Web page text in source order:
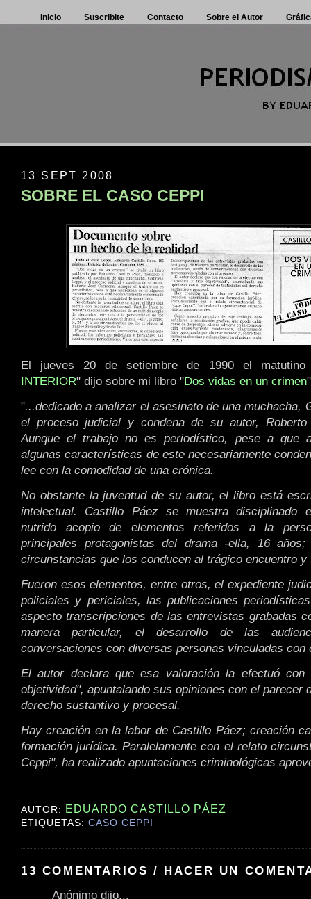
Inicio Suscribite Contacto Sobre el Autor
13 SEPT 2008
SOBRE EL CASO CEPPI
El jueves 20 de setiembre de 1990 el
INTERIOR" dijo sobre mi libro "Dos vidas en un crimen
"...dedicado a analizar el asesinato de una muchacha,
el proceso judicial y condena de su autor, Roberto
Aunque el trabajo no es periodístico, pese a que
algunas características de este necesariamente
lee con la comodidad de una crónica.
No obstante la juventud de su autor, el libro está
intelectual. Castillo Páez se muestra disciplinado
nutrido acopio de elementos referidos a la
principales protagonistas del drama -ella, 16
circunstancias que los conducen al trágico encuentro
Fueron esos elementos, entre otros, el expediente
policiales y periciales, las publicaciones
aspecto transcripciones de las entrevistas grabadas
manera particular, el desarrollo de las
conversaciones con diversas personas vinculadas con
El autor declara que esa valoración la efectuó
objetividad", apuntalando sus opiniones con el parecer
derecho sustantivo y procesal.
Hay creación en la labor de Castillo Páez; creación
formación jurídica. Paralelamente con el relato
Ceppi", ha realizado apuntaciones criminológicas
AUTOR: EDUARDO CASTILLO PÁEZ
ETIQUETAS:CASO CEPPI
13 COMENTARIOS / HACER UN
Anónimo dijo...